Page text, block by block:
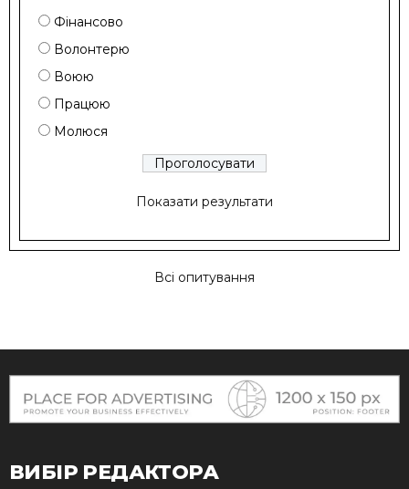
Фінансово
Волонтерю
Воюю
Працюю
Молюся
Показати результати
Всі опитування
ВИБІР РЕДАКТОРА